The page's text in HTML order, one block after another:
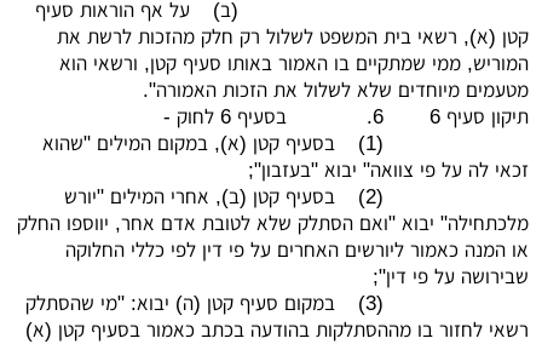
(ב)
על אף הוראות סעיף
קטן (א), רשאי בית המשפט לשלול רק חלק מהזכות לרשת את
המוריש, ממי שמתקיים בו האמור באותו סעיף קטן, ורשאי הוא
מטעמים מיוחדים שלא לשלול את הזכות האמורה".
תיקון סעיף 6
6.
בסעיף 6 לחוק -
(1)
בסעיף קטן (א), במקום המילים "שהוא
זכאי לה על פי צוואה" יבוא "בעזבון";
(2)
בסעיף קטן (ב), אחרי המילים "יורש
מלכתחילה" יבוא "ואם הסתלק שלא לטובת אדם אחר, יווספו החלק
או המנה כאמור ליורשים האחרים על פי דין לפי כללי החלוקה
שבירושה על פי דין";
(3)
במקום סעיף קטן (ה) יבוא: "מי שהסתלק
רשאי לחזור בו מההסתלקות בהודעה בכתב כאמור בסעיף קטן (א)